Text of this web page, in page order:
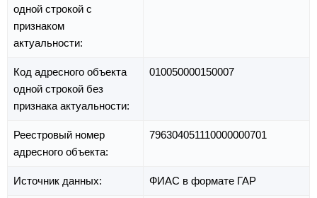
одной строкой с
признаком
актуальности:
Код адресного объекта
одной строкой без
признака актуальности:
010050000150007
Реестровый номер
адресного объекта:
796304051110000000701
Источник данных: ФИАС в формате ГАР